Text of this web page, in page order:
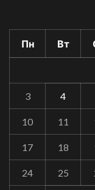
Пн Вт
3 4
10 11
17 18
24 25